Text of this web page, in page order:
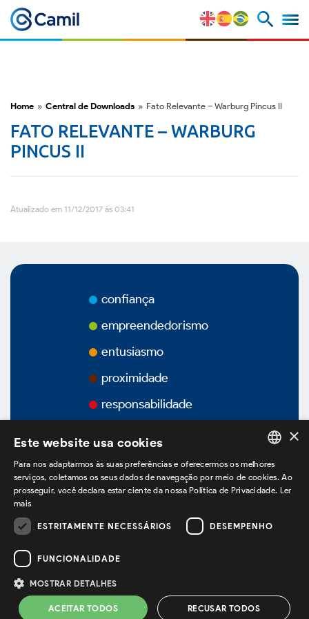
Nossas Marcas
Estratégia e Vantagens
Competitivas
Fatores de Risco
Prêmios
Vídeos
Podcasts
Governança Corporativa
Estatuto Social
Home » Central de Downloads » Fato Relevante – Warburg Pincus II
FATO RELEVANTE – WARBURG
PINCUS II
Atualizado em 11/12/2017 às 03:41
confiança
empreendedorismo
entusiasmo
proximidade
responsabilidade
estamos no LinkedIn
Política de Privacidade Termos de Uso
PORTUGUESE
×
Este website usa cookies
Para nos adaptarmos às suas preferências e oferecermos os melhores
serviços, coletamos os seus dados de navegação por meio de cookies. Ao
prosseguir, você declara estar ciente da nossa Política de Privacidade. Ler
mais
ESTRITAMENTE NECESSÁRIOS DESEMPENHO
FUNCIONALIDADE
MOSTRAR DETALHES
ACEITAR TODOS RECUSAR TODOS